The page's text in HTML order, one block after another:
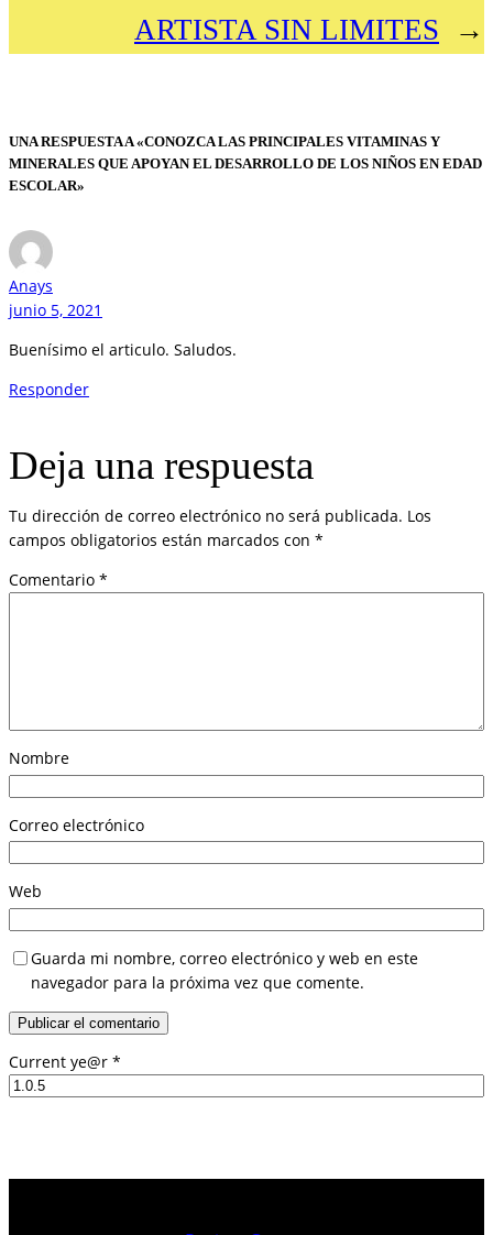
ARTISTA SIN LIMITES
→
UNA RESPUESTA A «CONOZCA LAS PRINCIPALES VITAMINAS Y
MINERALES QUE APOYAN EL DESARROLLO DE LOS NIÑOS EN EDAD
ESCOLAR»
Anays
junio 5, 2021
Buenísimo el articulo. Saludos.
Responder
Deja una respuesta
Tu dirección de correo electrónico no será publicada. Los
campos obligatorios están marcados con *
Comentario *
Nombre
Correo electrónico
Web
Guarda mi nombre, correo electrónico y web en este
navegador para la próxima vez que comente.
Current ye@r *